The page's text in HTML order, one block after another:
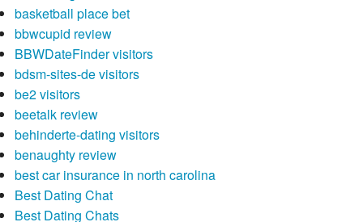
basketball place bet
bbwcupid review
BBWDateFinder visitors
bdsm-sites-de visitors
be2 visitors
beetalk review
behinderte-dating visitors
benaughty review
best car insurance in north carolina
Best Dating Chat
Best Dating Chats